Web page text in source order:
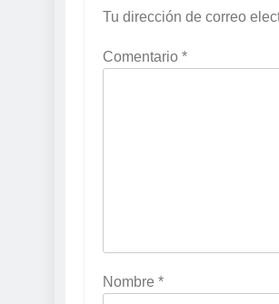
Tu dirección de correo
Comentario *
Nombre *